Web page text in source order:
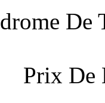
De
Prix De